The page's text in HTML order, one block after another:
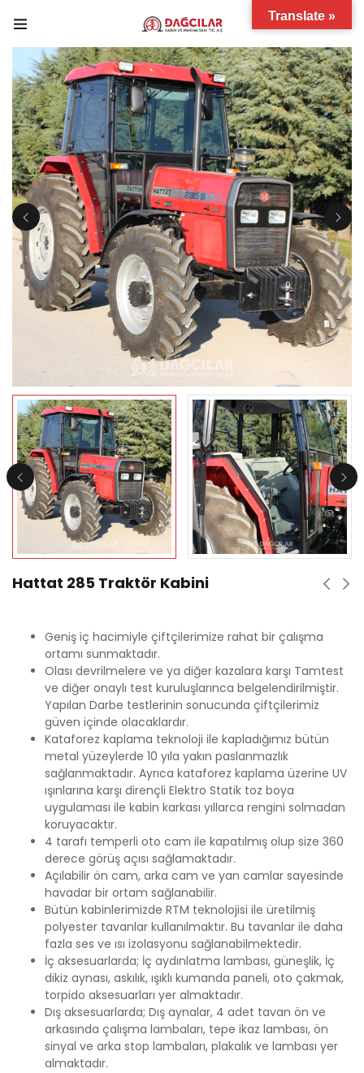
Hattat 285 Traktör Kabini
Geniş iç hacimiyle çiftçilerimize rahat bir çalışma
ortamı sunmaktadır.
Olası devrilmelere ve ya diğer kazalara karşı Tamtest
ve diğer onaylı test kuruluşlarınca belgelendirilmiştir.
Yapılan Darbe testlerinin sonucunda çiftçilerimiz
güven içinde olacaklardır.
Kataforez kaplama teknoloji ile kapladığımız bütün
metal yüzeylerde 10 yıla yakın paslanmazlık
sağlanmaktadır. Ayrıca kataforez kaplama üzerine UV
ışınlarına karşı dirençli Elektro Statik toz boya
uygulaması ile kabin karkası yıllarca rengini solmadan
koruyacaktır.
4 tarafı temperli oto cam ile kapatılmış olup size 360
derece görüş açısı sağlamaktadır.
Açılabilir ön cam, arka cam ve yan camlar sayesinde
havadar bir ortam sağlanabilir.
Bütün kabinlerimizde RTM teknolojisi ile üretilmiş
polyester tavanlar kullanılmaktır. Bu tavanlar ile daha
fazla ses ve ısı izolasyonu sağlanabilmektedir.
İç aksesuarlarda; İç aydınlatma lambası, güneşlik, İç
dikiz aynası, askılık, ışıklı kumanda paneli, oto çakmak,
torpido aksesuarları yer almaktadır.
Dış aksesuarlarda; Dış aynalar, 4 adet tavan ön ve
arkasında çalışma lambaları, tepe ikaz lambası, ön
sinyal ve arka stop lambaları, plakalık ve lambası yer
almaktadır.
Translate »